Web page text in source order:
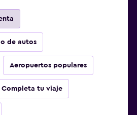
de autos
Aeropuertos populares
Completa tu viaje